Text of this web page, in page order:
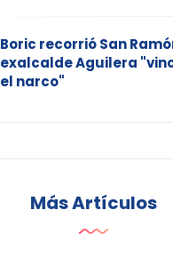
Boric recorrió San
exalcalde Aguilera
el narco"
Más Artículos